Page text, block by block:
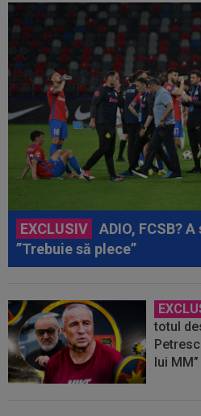
EXCLUSIV
ADIO, FCSB?
”Trebuie să plece”
totul
lui